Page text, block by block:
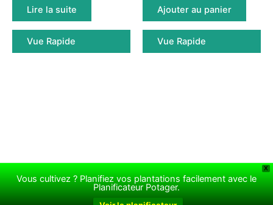
Lire la suite
Vue Rapide
Ajouter au panier
Vue Rapide
Copyright © 2026 Le jardin de Rodolphe | Propulsé parThème
X
Vous cultivez ? Planifiez vos plantations facilement avec le
Planificateur Potager.